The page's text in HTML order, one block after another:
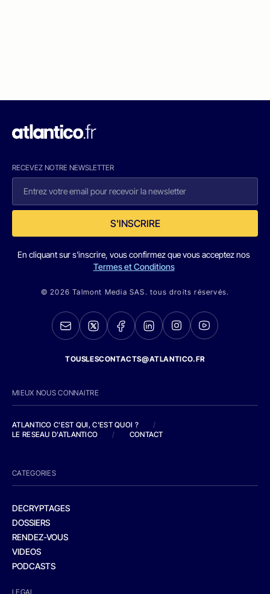
RECEVEZ NOTRE NEWSLETTER
S'INSCRIRE
En cliquant sur s'inscrire, vous confirmez que vous acceptez nos
Termes et Conditions
© 2026 Talmont Media SAS. tous droits réservés.
TOUSLESCONTACTS@ATLANTICO.FR
MIEUX NOUS CONNAITRE
ATLANTICO C'EST QUI, C'EST QUOI ?
/
LE RESEAU D'ATLANTICO
/ CONTACT
CATEGORIES
DECRYPTAGES
DOSSIERS
RENDEZ-VOUS
VIDEOS
PODCASTS
LEGAL